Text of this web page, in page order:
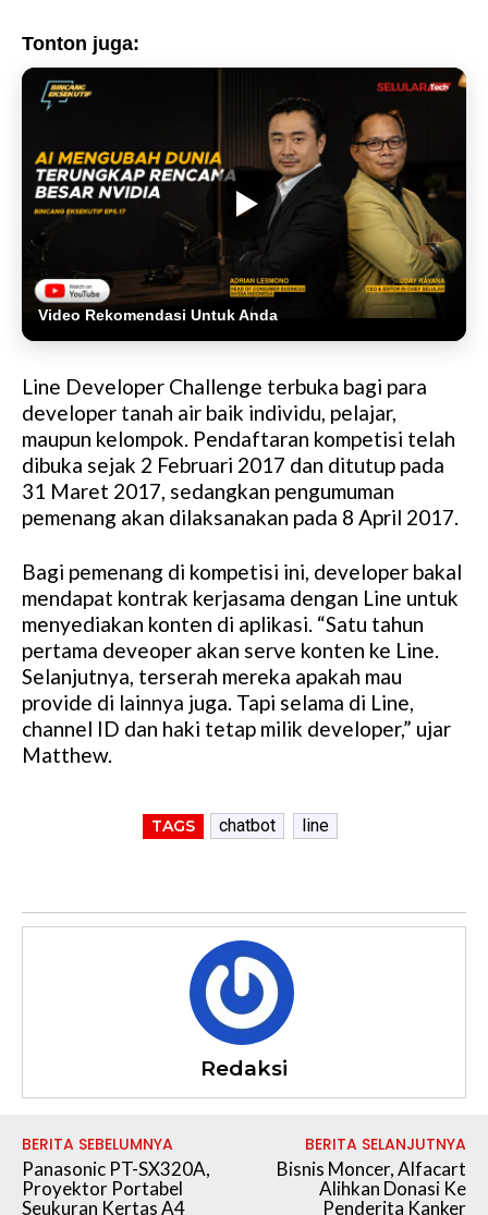
Tonton juga:
Video Rekomendasi Untuk Anda
Line Developer Challenge terbuka bagi para
developer tanah air baik individu, pelajar,
maupun kelompok. Pendaftaran kompetisi telah
dibuka sejak 2 Februari 2017 dan ditutup pada
31 Maret 2017, sedangkan pengumuman
pemenang akan dilaksanakan pada 8 April 2017.
Bagi pemenang di kompetisi ini, developer bakal
mendapat kontrak kerjasama dengan Line untuk
menyediakan konten di aplikasi. “Satu tahun
pertama deveoper akan serve konten ke Line.
Selanjutnya, terserah mereka apakah mau
provide di lainnya juga. Tapi selama di Line,
channel ID dan haki tetap milik developer,” ujar
Matthew.
TAGS chatbot line
Redaksi
BERITA SEBELUMNYA
Panasonic PT-SX320A,
Proyektor Portabel
Seukuran Kertas A4
BERITA SELANJUTNYA
Bisnis Moncer, Alfacart
Alihkan Donasi Ke
Penderita Kanker